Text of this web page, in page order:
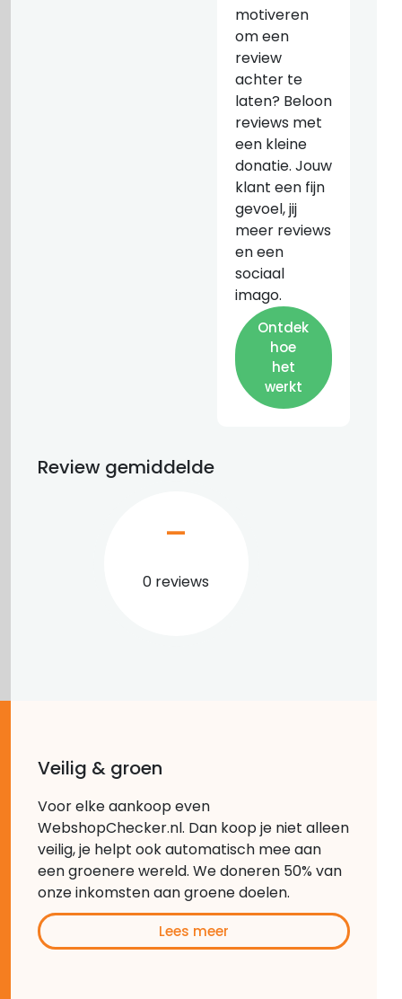
motiveren
om een
review
achter te
laten? Beloon
reviews met
een kleine
donatie. Jouw
klant een fijn
gevoel, jij
meer reviews
en een
sociaal
imago.
Ontdek
hoe
het
werkt
Review gemiddelde
0 reviews
–
Veilig & groen
Voor elke aankoop even
WebshopChecker.nl. Dan koop je niet alleen
veilig, je helpt ook automatisch mee aan
een groenere wereld. We doneren 50% van
onze inkomsten aan groene doelen.
Lees meer